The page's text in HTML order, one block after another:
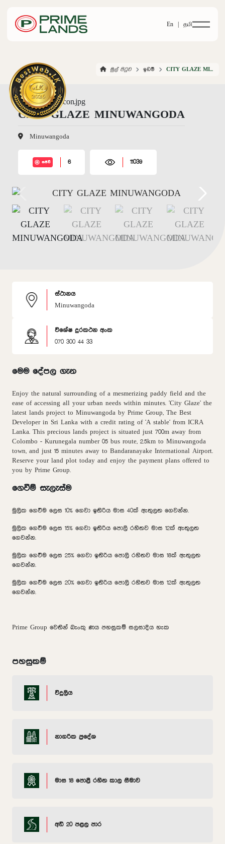
En | தமி
මුල් පිටුව ඉඩම් CITY GLAZE MINUWANGODA
CITY GLAZE MINUWANGODA
Minuwangoda
සජීවී 6 11039
ස්ථානය
Minuwangoda
විශේෂ දුරකථන අංක
070 300 44 33
මෙම දේපල ගැන
Enjoy the natural surrounding of a mesmerizing paddy field and the
ease of accessing all your urban needs within minutes. 'City Glaze' the
latest lands project to Minuwangoda by Prime Group, The Best
Developer in Sri Lanka with a credit rating of 'A stable' from ICRA
Lanka. This precious lands project is situated just 700m away from
Colombo - Kurunegala number 05 bus route, 2.5km to Minuwangoda
town, and just 15 minutes away to Bandaranayake International Airport.
Reserve your land plot today and enjoy the payment plans offered to
you by Prime Group.
ගෙවීම් සැලැස්ම
මුලික ගෙවීම ලෙස 10% ගෙවා ඉතිරිය මාස 40ක් ඇතුලත ගෙවන්න.
මුලික ගෙවීම ලෙස 15% ගෙවා ඉතිරිය පොලි රහිතව මාස 12ක් ඇතුලත
ගෙවන්න.
මුලික ගෙවීම ලෙස 25% ගෙවා ඉතිරිය පොලි රහිතව මාස 18ක් ඇතුලත
ගෙවන්න.
මුලික ගෙවීම ලෙස 20% ගෙවා ඉතිරිය පොලි රහිතව මාස 12ක් ඇතුලත
ගෙවන්න.
Prime Group වෙතින් බැංකු ණය පහසුකම් සලසාදිය හැක
පහසුකම්
විදුලිය
නාගරික ප්‍රදේශ
මාස 18 පොළී රහිත කාල සීමාව
අඩි 20 පළල පාර